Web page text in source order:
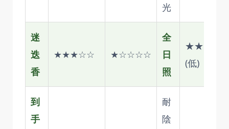
光
迷
迭
香
★★★☆☆ ★☆☆☆☆
全
日
照
(低)
到
手
耐
陰